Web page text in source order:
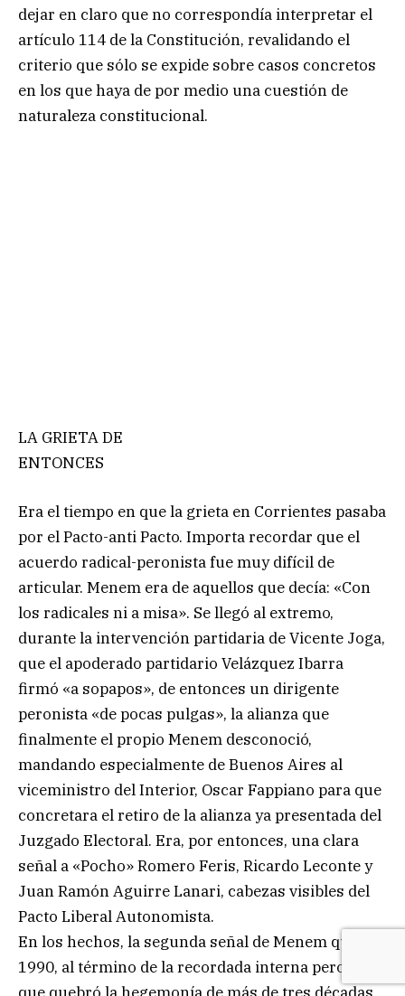
dejar en claro que no correspondía interpretar el
artículo 114 de la Constitución, revalidando el
criterio que sólo se expide sobre casos concretos
en los que haya de por medio una cuestión de
naturaleza constitucional.
LA GRIETA DE
ENTONCES
Era el tiempo en que la grieta en Corrientes pasaba
por el Pacto-anti Pacto. Importa recordar que el
acuerdo radical-peronista fue muy difícil de
articular. Menem era de aquellos que decía: «Con
los radicales ni a misa». Se llegó al extremo,
durante la intervención partidaria de Vicente Joga,
que el apoderado partidario Velázquez Ibarra
firmó «a sopapos», de entonces un dirigente
peronista «de pocas pulgas», la alianza que
finalmente el propio Menem desconoció,
mandando especialmente de Buenos Aires al
viceministro del Interior, Oscar Fappiano para que
concretara el retiro de la alianza ya presentada del
Juzgado Electoral. Era, por entonces, una clara
señal a «Pocho» Romero Feris, Ricardo Leconte y
Juan Ramón Aguirre Lanari, cabezas visibles del
Pacto Liberal Autonomista.
En los hechos, la segunda señal de Menem que, en
1990, al término de la recordada interna peronista